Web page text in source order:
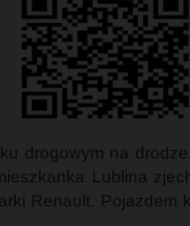
drogowym na
Lublina
Renault. Pojazdem